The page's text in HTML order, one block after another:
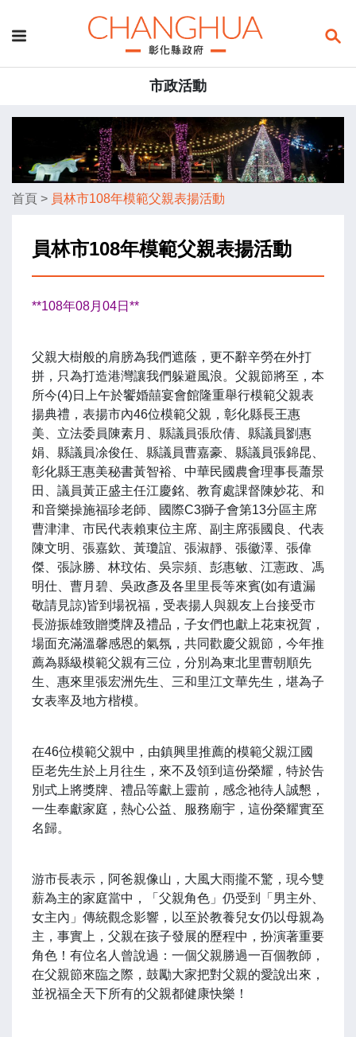
市政活動
首頁 > 員林市108年模範父親表揚活動
員林市108年模範父親表揚活動
**108年08月04日**
父親大樹般的肩膀為我們遮蔭，更不辭辛勞在外打
拼，只為打造港灣讓我們躲避風浪。父親節將至，本
所今(4)日上午於饗婚囍宴會館隆重舉行模範父親表
揚典禮，表揚市內46位模範父親，彰化縣長王惠
美、立法委員陳素月、縣議員張欣倩、縣議員劉惠
娟、縣議員凃俊任、縣議員曹嘉豪、縣議員張錦昆、
彰化縣王惠美秘書黃智裕、中華民國農會理事長蕭景
田、議員黃正盛主任江慶銘、教育處課督陳妙花、和
和音樂操施福珍老師、國際C3獅子會第13分區主席
曹津津、市民代表賴東位主席、副主席張國良、代表
陳文明、張嘉欽、黃瓊誼、張淑靜、張徽澤、張偉
傑、張詠勝、林玟佑、吳宗頻、彭惠敏、江憲政、馮
明仕、曹月碧、吳政彥及各里里長等來賓(如有遺漏
敬請見諒)皆到場祝福，受表揚人與親友上台接受市
長游振雄致贈獎牌及禮品，子女們也獻上花束祝賀，
場面充滿溫馨感恩的氣氛，共同歡慶父親節，今年推
薦為縣級模範父親有三位，分別為東北里曹朝順先
生、惠來里張宏洲先生、三和里江文華先生，堪為子
女表率及地方楷模。
在46位模範父親中，由鎮興里推薦的模範父親江國
臣老先生於上月往生，來不及領到這份榮耀，特於告
別式上將獎牌、禮品等獻上靈前，感念祂待人誠懇，
一生奉獻家庭，熱心公益、服務廟宇，這份榮耀實至
名歸。
游市長表示，阿爸親像山，大風大雨攏不驚，現今雙
薪為主的家庭當中，「父親角色」仍受到「男主外、
女主內」傳統觀念影響，以至於教養兒女仍以母親為
主，事實上，父親在孩子發展的歷程中，扮演著重要
角色！有位名人曾說過：一個父親勝過一百個教師，
在父親節來臨之際，鼓勵大家把對父親的愛說出來，
並祝福全天下所有的父親都健康快樂！